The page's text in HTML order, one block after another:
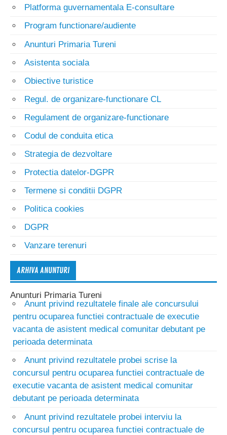
Platforma guvernamentala E-consultare
Program functionare/audiente
Anunturi Primaria Tureni
Asistenta sociala
Obiective turistice
Regul. de organizare-functionare CL
Regulament de organizare-functionare
Codul de conduita etica
Strategia de dezvoltare
Protectia datelor-DGPR
Termene si conditii DGPR
Politica cookies
DGPR
Vanzare terenuri
ARHIVA ANUNTURI
Anunturi Primaria Tureni
Anunt privind rezultatele finale ale concursului
pentru ocuparea functiei contractuale de executie
vacanta de asistent medical comunitar debutant pe
perioada determinata
Anunt privind rezultatele probei scrise la
concursul pentru ocuparea functiei contractuale de
executie vacanta de asistent medical comunitar
debutant pe perioada determinata
Anunt privind rezultatele probei interviu la
concursul pentru ocuparea functiei contractuale de